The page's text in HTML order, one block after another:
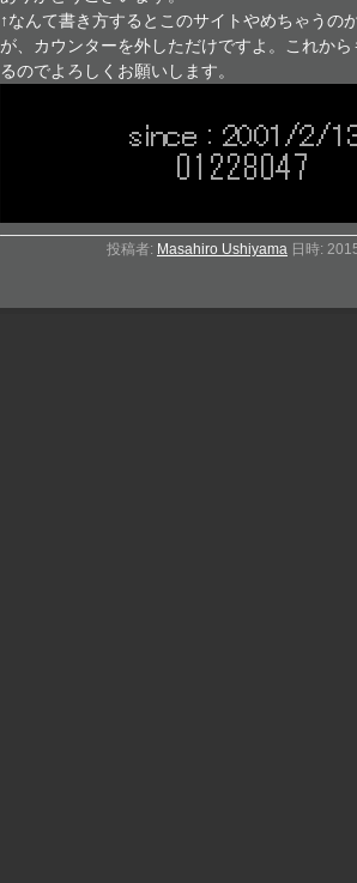
↑なんて書き方するとこのサイトやめちゃうの
が、カウンターを外しただけですよ。これか
るのでよろしくお願いします。
投稿者: Masahiro Ushiyama 日時: